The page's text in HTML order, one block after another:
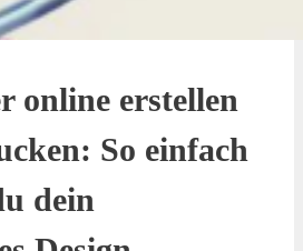
online erstellen
So einfach
dein